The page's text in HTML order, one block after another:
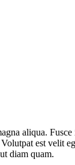
aliqua.
est velit
diam quam.